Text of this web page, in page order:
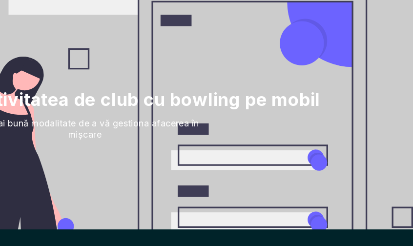
de club cu bowling pe mobil
bună modalitate de a vă gestiona afacerea în
mișcare